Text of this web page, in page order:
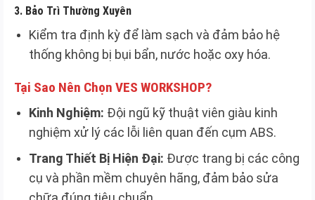
3. Bảo Trì Thường Xuyên
Kiểm tra định kỳ để làm sạch và đảm bảo hệ
thống không bị bụi bẩn, nước hoặc oxy hóa.
Tại Sao Nên Chọn VES WORKSHOP?
Kinh Nghiệm: Đội ngũ kỹ thuật viên giàu kinh
nghiệm xử lý các lỗi liên quan đến cụm ABS.
Trang Thiết Bị Hiện Đại: Được trang bị các công
cụ và phần mềm chuyên hãng, đảm bảo sửa